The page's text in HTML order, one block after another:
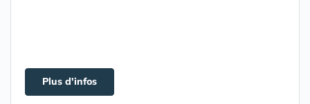
Plus d'infos